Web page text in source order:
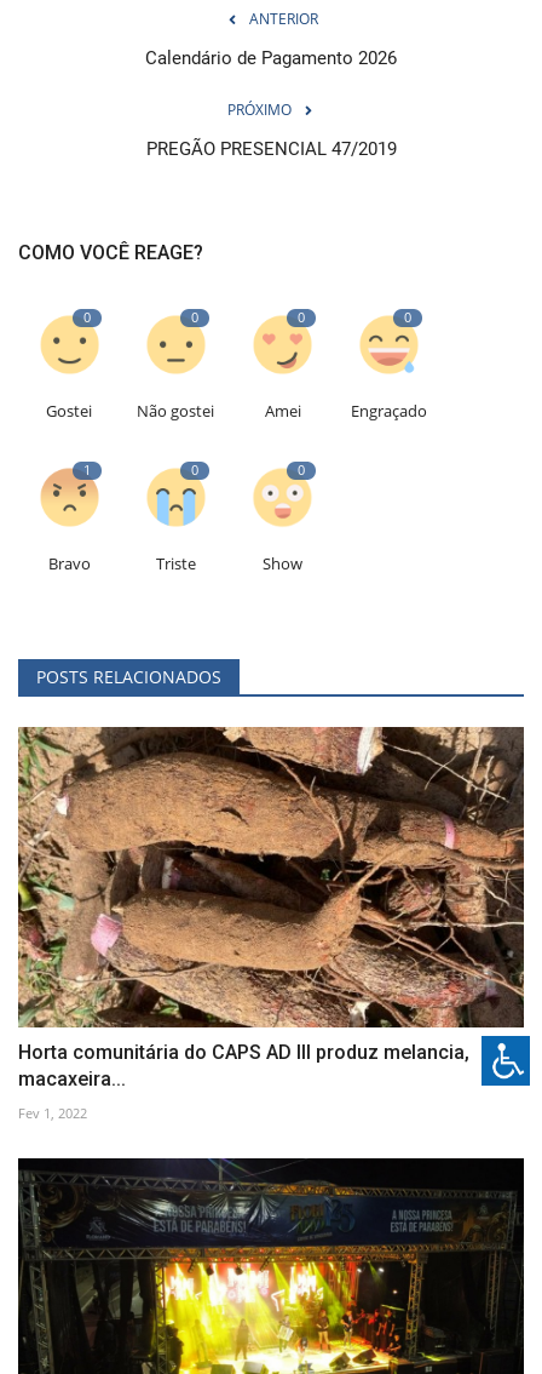
ANTERIOR
Calendário de Pagamento 2026
PRÓXIMO
PREGÃO PRESENCIAL 47/2019
COMO VOCÊ REAGE?
0
Gostei
0
Não gostei
0
Amei
0
Engraçado
1
Bravo
0
Triste
0
Show
POSTS RELACIONADOS
Horta comunitária do CAPS AD III produz melancia,
macaxeira...
Fev 1, 2022